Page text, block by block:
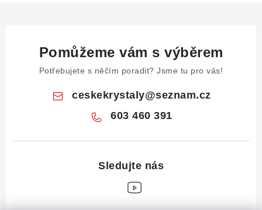
Pomůžeme vám s výběrem
Potřebujete s něčím poradit? Jsme tu pro vás!
ceskekrystaly@seznam.cz
603 460 391